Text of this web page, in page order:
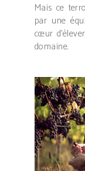
Mais ce
par une
cœur
domaine.